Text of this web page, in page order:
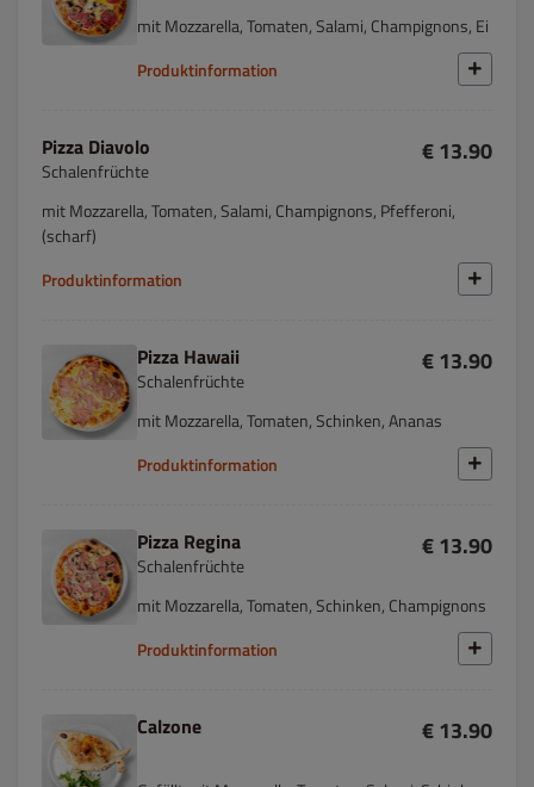
mit Mozzarella, Tomaten, Salami, Champignons, Ei
Produktinformation
Pizza Diavolo
Schalenfrüchte
€ 13.90
mit Mozzarella, Tomaten, Salami, Champignons, Pfefferoni,
(scharf)
Produktinformation
Pizza Hawaii
Schalenfrüchte
€ 13.90
mit Mozzarella, Tomaten, Schinken, Ananas
Produktinformation
Pizza Regina
Schalenfrüchte
€ 13.90
mit Mozzarella, Tomaten, Schinken, Champignons
Produktinformation
Calzone € 13.90